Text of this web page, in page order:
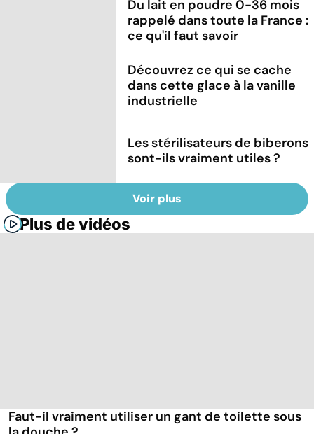
Du lait en poudre 0-36 mois
rappelé dans toute la France :
ce qu'il faut savoir
Découvrez ce qui se cache
dans cette glace à la vanille
industrielle
Les stérilisateurs de biberons
sont-ils vraiment utiles ?
Voir plus
Plus de vidéos
Faut-il vraiment utiliser un gant de toilette sous